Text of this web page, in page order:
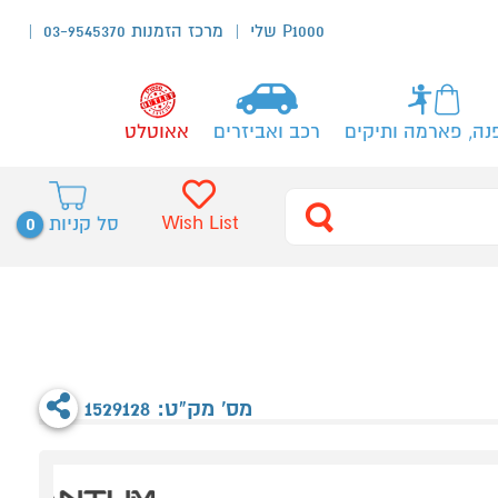
P1000 שלי מרכז הזמנות 03-9545370
פארמה ותיקים רכב ואביזרים אאוטלט
סל קניות 0 Wish List
מס' מק"ט: 1529128